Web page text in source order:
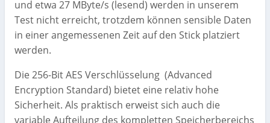
und etwa 27 MByte/s (lesend) werden in unserem
Test nicht erreicht, trotzdem können sensible Daten
in einer angemessenen Zeit auf den Stick platziert
werden.
Die 256-Bit AES Verschlüsselung (Advanced
Encryption Standard) bietet eine relativ hohe
Sicherheit. Als praktisch erweist sich auch die
variable Aufteilung des kompletten Speicherbereichs